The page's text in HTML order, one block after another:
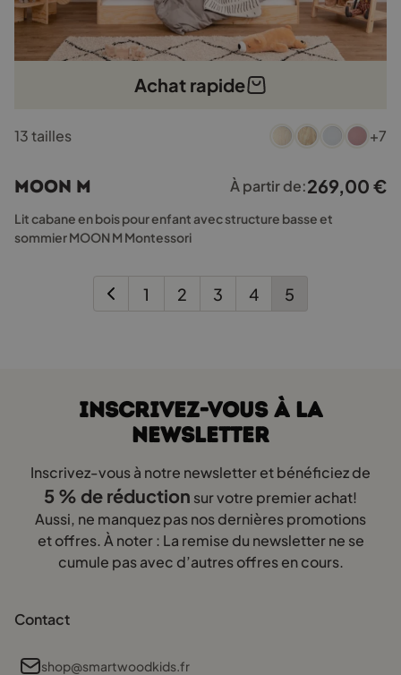
Achat rapide
produit
variations.
Les
options
13 tailles +7
MOON M À partir de:269,00 €
Lit cabane en bois pour enfant avec structure basse et
sommier MOON M Montessori
1 2 3 4 5
INSCRIVEZ-VOUS À LA
NEWSLETTER
Inscrivez-vous à notre newsletter et bénéficiez de
5 % de réduction sur votre premier achat!
Aussi, ne manquez pas nos dernières promotions
et offres. À noter : La remise du newsletter ne se
cumule pas avec d’autres offres en cours.
Contact
shop@smartwoodkids.fr